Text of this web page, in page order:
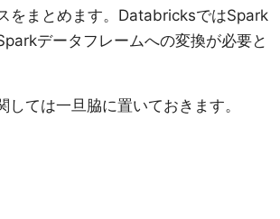
をまとめます。DatabricksではSpark
データフレームへの変換が必要と
ては一旦脇に置いておきます。